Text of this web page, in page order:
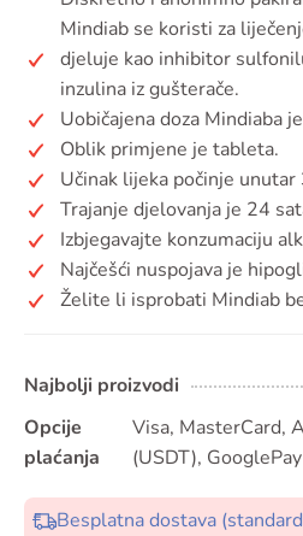
Mindiab se koristi za
djeluje kao inhibitor
inzulina iz gušterače.
Uobičajena doza Mindiaba
Oblik primjene je tableta.
Učinak lijeka počinje
Trajanje djelovanja je 24
Izbjegavajte konzumaciju
Najčešći nuspojava je
Želite li isprobati Mindiab
Najbolji proizvodi
Opcije
plaćanja
Visa, MasterCard,
(USDT),
Besplatna dostava